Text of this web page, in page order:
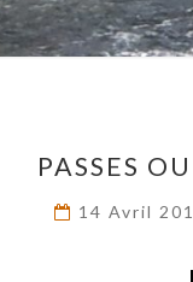
PASSES
14 Avril